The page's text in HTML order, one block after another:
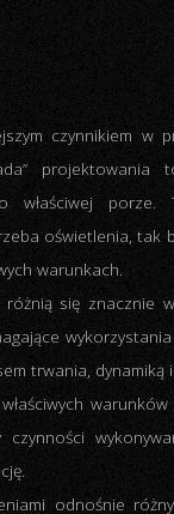
czynnikiem w
projektowania
właściwej porze.
oświetlenia, tak
warunkach.
się znacznie
wykorzystania
trwania, dynamiką
odnośnie